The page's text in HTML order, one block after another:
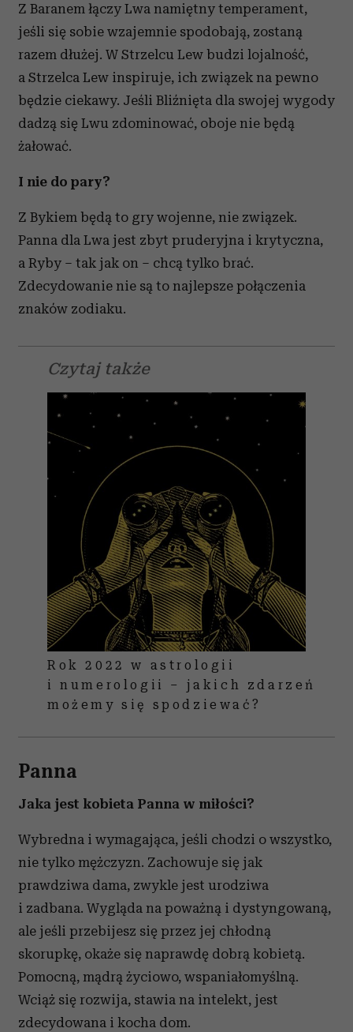
Z Baranem łączy Lwa namiętny temperament,
jeśli się sobie wzajemnie spodobają, zostaną
razem dłużej. W Strzelcu Lew budzi lojalność,
a Strzelca Lew inspiruje, ich związek na pewno
będzie ciekawy. Jeśli Bliźnięta dla swojej wygody
dadzą się Lwu zdominować, oboje nie będą
żałować.
I nie do pary?
Z Bykiem będą to gry wojenne, nie związek.
Panna dla Lwa jest zbyt pruderyjna i krytyczna,
a Ryby – tak jak on – chcą tylko brać.
Zdecydowanie nie są to najlepsze połączenia
znaków zodiaku.
Czytaj także
Rok 2022 w astrologii
i numerologii – jakich zdarzeń
możemy się spodziewać?
Panna
Jaka jest kobieta Panna w miłości?
Wybredna i wymagająca, jeśli chodzi o wszystko,
nie tylko mężczyzn. Zachowuje się jak
prawdziwa dama, zwykle jest urodziwa
i zadbana. Wygląda na poważną i dystyngowaną,
ale jeśli przebijesz się przez jej chłodną
skorupkę, okaże się naprawdę dobrą kobietą.
Pomocną, mądrą życiowo, wspaniałomyślną.
Wciąż się rozwija, stawia na intelekt, jest
zdecydowana i kocha dom.